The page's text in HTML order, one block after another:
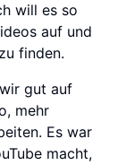
will es so
auf und
finden.
gut auf
mehr
Es war
macht,